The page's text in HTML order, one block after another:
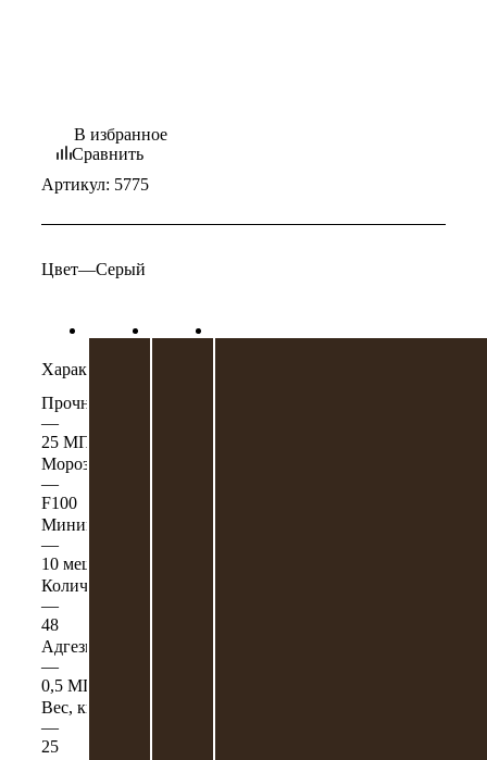
В избранное
Сравнить
Артикул: 5775
Цвет—Серый
Характеристики
Прочность на сжатие
—
25 МПа
Морозостойкость
—
F100
Минимальная партия
—
10 мешков
Количество на поддоне
—
48
Адгезия
—
0,5 МПа
Вес, кг
—
25